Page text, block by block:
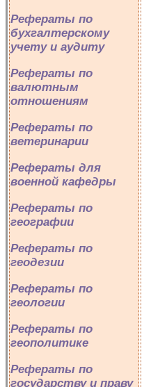
Рефераты по
бухгалтерскому
учету и аудиту
Рефераты по
валютным
отношениям
Рефераты по
ветеринарии
Рефераты для
военной кафедры
Рефераты по
географии
Рефераты по
геодезии
Рефераты по
геологии
Рефераты по
геополитике
Рефераты по
государству и праву